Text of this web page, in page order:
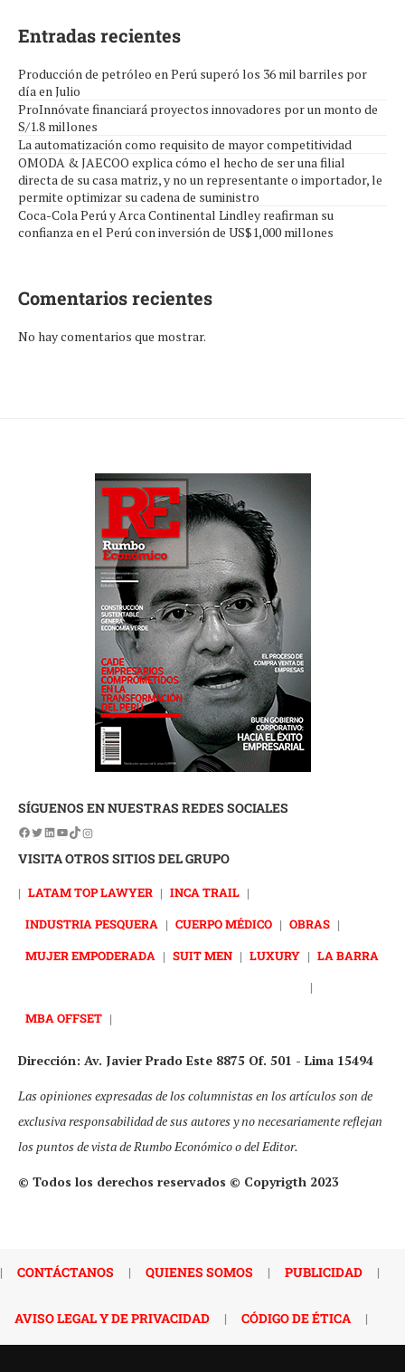
Entradas recientes
Producción de petróleo en Perú superó los 36 mil barriles por
día en Julio
ProInnóvate financiará proyectos innovadores por un monto de
S/1.8 millones
La automatización como requisito de mayor competitividad
OMODA & JAECOO explica cómo el hecho de ser una filial
directa de su casa matriz, y no un representante o importador, le
permite optimizar su cadena de suministro
Coca-Cola Perú y Arca Continental Lindley reafirman su
confianza en el Perú con inversión de US$1,000 millones
Comentarios recientes
No hay comentarios que mostrar.
SÍGUENOS EN NUESTRAS REDES SOCIALES
VISITA OTROS SITIOS DEL GRUPO
| LATAM TOP LAWYER | INCA TRAIL |
INDUSTRIA PESQUERA | CUERPO MÉDICO | OBRAS |
MUJER EMPODERADA | SUIT MEN | LUXURY | LA BARRA
|
MBA OFFSET |
Dirección: Av. Javier Prado Este 8875 Of. 501 - Lima 15494
Las opiniones expresadas de los columnistas en los artículos son de
exclusiva responsabilidad de sus autores y no necesariamente reflejan
los puntos de vista de Rumbo Económico o del Editor.
© Todos los derechos reservados © Copyrigth 2023
| CONTÁCTANOS | QUIENES SOMOS | PUBLICIDAD |
AVISO LEGAL Y DE PRIVACIDAD | CÓDIGO DE ÉTICA |